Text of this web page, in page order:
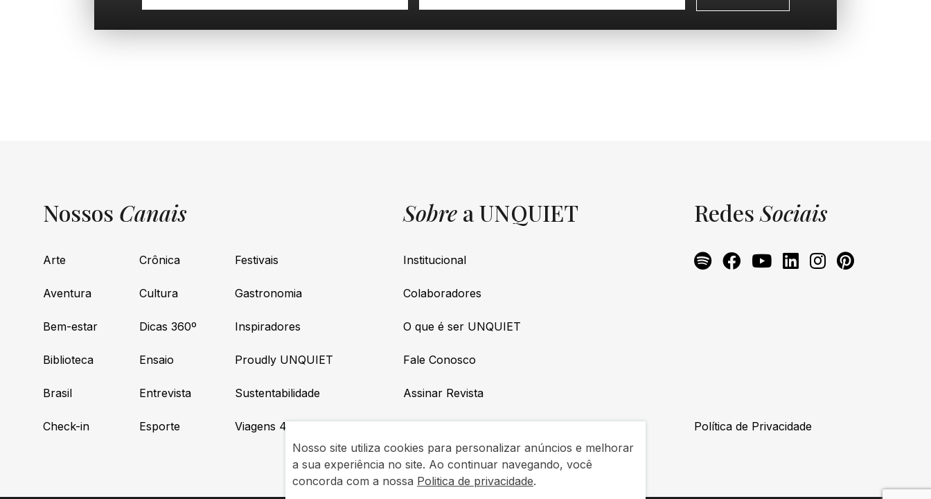
Nossos Canais
Arte
Aventura
Bem-estar
Biblioteca
Brasil
Check-in
Crônica
Cultura
Dicas 360º
Ensaio
Entrevista
Esporte
Festivais
Gastronomia
Inspiradores
Proudly UNQUIET
Sustentabilidade
Viagens 4×4
Sobre a UNQUIET
Institucional
Colaboradores
O que é ser UNQUIET
Fale Conosco
Assinar Revista
RedesSociais
Política de Privacidade
Nosso site utiliza cookies para personalizar anúncios e melhorar
a sua experiência no site. Ao continuar navegando, você
concorda com a nossa Politica de privacidade.